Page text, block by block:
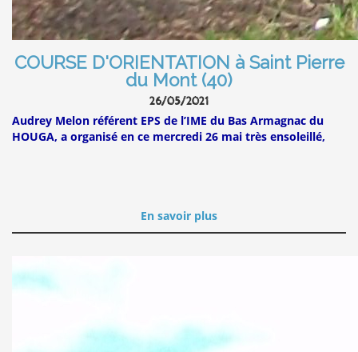
COURSE D'ORIENTATION à Saint Pierre
du Mont (40)
26/05/2021
Audrey Melon référent EPS de l’IME du Bas Armagnac du
HOUGA, a organisé en ce mercredi 26 mai très ensoleillé,
En savoir plus